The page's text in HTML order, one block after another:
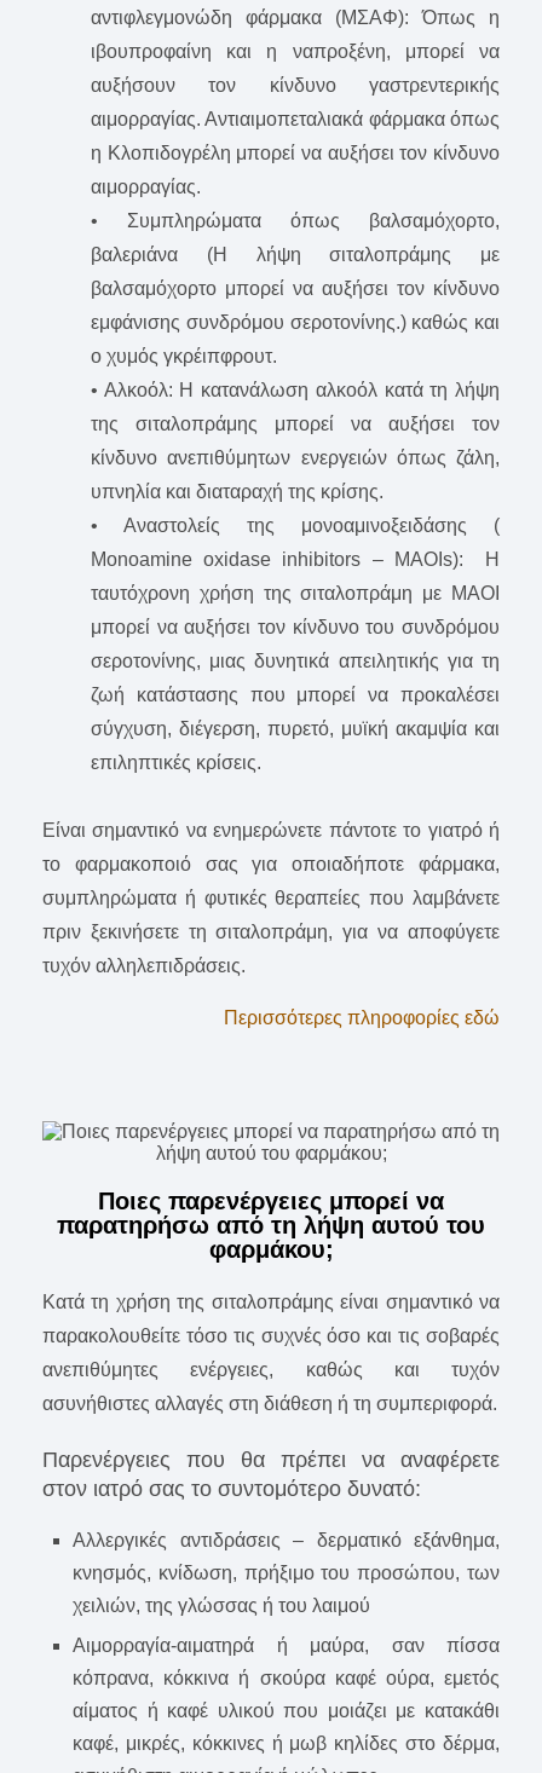
αντιφλεγμονώδη φάρμακα (ΜΣΑΦ): Όπως η
ιβουπροφαίνη και η ναπροξένη, μπορεί να
αυξήσουν τον κίνδυνο γαστρεντερικής
αιμορραγίας. Αντιαιμοπεταλιακά φάρμακα όπως
η Κλοπιδογρέλη μπορεί να αυξήσει τον κίνδυνο
αιμορραγίας.
• Συμπληρώματα όπως βαλσαμόχορτο,
βαλεριάνα (Η λήψη σιταλοπράμης με
βαλσαμόχορτο μπορεί να αυξήσει τον κίνδυνο
εμφάνισης συνδρόμου σεροτονίνης.) καθώς και
ο χυμός γκρέιπφρουτ.
• Αλκοόλ: Η κατανάλωση αλκοόλ κατά τη λήψη
της σιταλοπράμης μπορεί να αυξήσει τον
κίνδυνο ανεπιθύμητων ενεργειών όπως ζάλη,
υπνηλία και διαταραχή της κρίσης.
• Αναστολείς της μονοαμινοξειδάσης (
Monoamine oxidase inhibitors – MAOIs): Η
ταυτόχρονη χρήση της σιταλοπράμη με ΜΑΟΙ
μπορεί να αυξήσει τον κίνδυνο του συνδρόμου
σεροτονίνης, μιας δυνητικά απειλητικής για τη
ζωή κατάστασης που μπορεί να προκαλέσει
σύγχυση, διέγερση, πυρετό, μυϊκή ακαμψία και
επιληπτικές κρίσεις.
Είναι σημαντικό να ενημερώνετε πάντοτε το γιατρό ή
το φαρμακοποιό σας για οποιαδήποτε φάρμακα,
συμπληρώματα ή φυτικές θεραπείες που λαμβάνετε
πριν ξεκινήσετε τη σιταλοπράμη, για να αποφύγετε
τυχόν αλληλεπιδράσεις.
Περισσότερες πληροφορίες εδώ
Ποιες παρενέργειες μπορεί να
παρατηρήσω από τη λήψη αυτού του
φαρμάκου;
Κατά τη χρήση της σιταλοπράμης είναι σημαντικό να
παρακολουθείτε τόσο τις συχνές όσο και τις σοβαρές
ανεπιθύμητες ενέργειες, καθώς και τυχόν
ασυνήθιστες αλλαγές στη διάθεση ή τη συμπεριφορά.
Παρενέργειες που θα πρέπει να αναφέρετε
στον ιατρό σας το συντομότερο δυνατό:
Αλλεργικές αντιδράσεις – δερματικό εξάνθημα,
κνησμός, κνίδωση, πρήξιμο του προσώπου, των
χειλιών, της γλώσσας ή του λαιμού
Αιμορραγία-αιματηρά ή μαύρα, σαν πίσσα
κόπρανα, κόκκινα ή σκούρα καφέ ούρα, εμετός
αίματος ή καφέ υλικού που μοιάζει με κατακάθι
καφέ, μικρές, κόκκινες ή μωβ κηλίδες στο δέρμα,